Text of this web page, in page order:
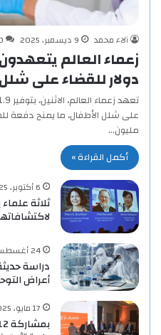
آلاء محمد
9 ديسمبر، 2025
دولار للقضاء على
مليون…
أكمل القراءة »
6 أكتوبر، 2025
ثلاثة
24 أغسطس، 2025
دراسة
أعراض
17 مايو، 2025